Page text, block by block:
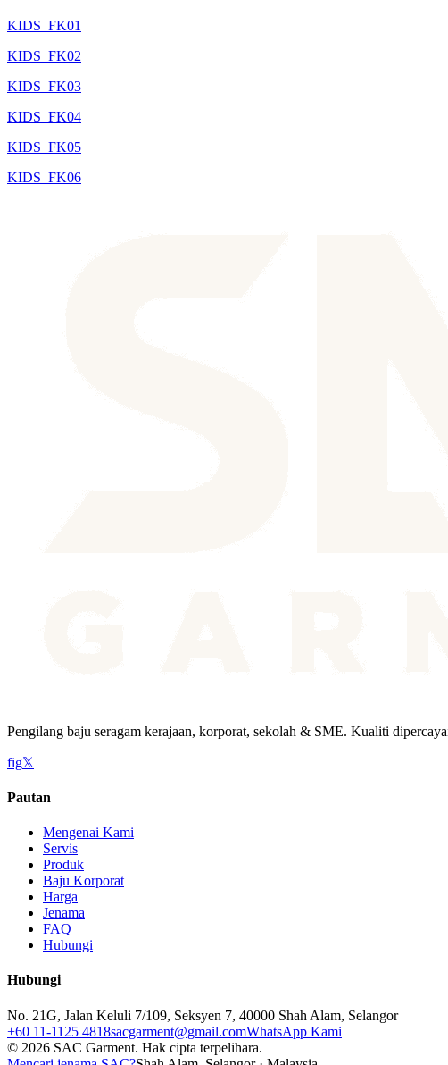
KIDS_FK01
KIDS_FK02
KIDS_FK03
KIDS_FK04
KIDS_FK05
KIDS_FK06
Pengilang baju seragam kerajaan, korporat, sekolah & SME. Kualiti
fig𝕏
Pautan
Mengenai Kami
Servis
Produk
Baju Korporat
Harga
Jenama
FAQ
Hubungi
Hubungi
No. 21G, Jalan Keluli 7/109, Seksyen 7, 40000 Shah Alam, Selangor
+60 11-1125 4818sacgarment@gmail.comWhatsApp Kami
© 2026 SAC Garment. Hak cipta terpelihara.